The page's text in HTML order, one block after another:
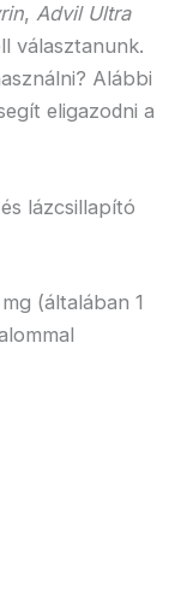
, Advil Ultra
választanunk.
Alábbi
eligazodni a
lázcsillapító
(általában 1